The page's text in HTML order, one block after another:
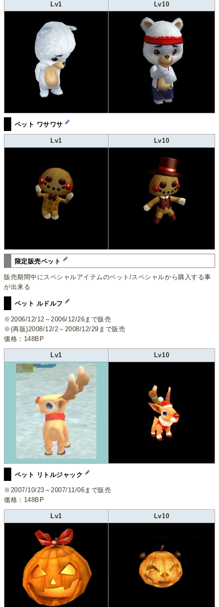
Lv1 Lv10
ペット ワサワサ
Lv1 Lv10
限定販売ペット
販売期間中にスペシャルアイテムのペット/スペシャルから購入する事
が出来る
ペット ルドルフ
※2006/12/12～2006/12/26まで販売
※(再販)2008/12/2～2008/12/29まで販売
価格：148BP
Lv1 Lv10
ペット リトルジャック
※2007/10/23～2007/11/06まで販売
価格：148BP
Lv1 Lv10